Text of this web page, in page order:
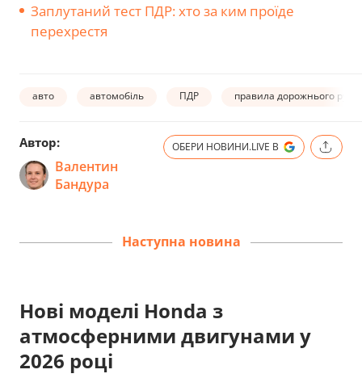
Заплутаний тест ПДР: хто за ким проїде
перехрестя
авто автомобіль ПДР правила дорожнього руху
Автор:
Валентин
Бандура
ОБЕРИ НОВИНИ.LIVE В
Наступна новина
Нові моделі Honda з
атмосферними двигунами у
2026 році